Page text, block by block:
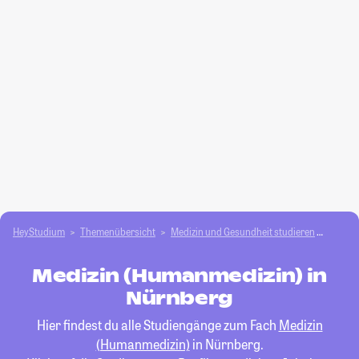
HeyStudium Themenübersicht Medizin und Gesundheit studieren
Medizin (Humanmedizin) in
Nürnberg
Hier findest du alle Studiengänge zum Fach Medizin
(Humanmedizin) in Nürnberg.